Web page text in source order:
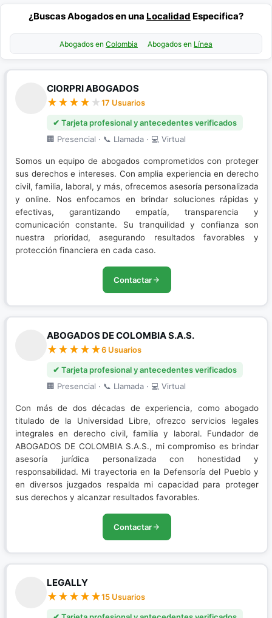
¿Buscas Abogados en una Localidad Especifica?
Abogados en Colombia Abogados en Línea
CIORPRI ABOGADOS
17 Usuarios
✔ Tarjeta profesional y antecedentes verificados
🏢 Presencial · 📞 Llamada · 💻 Virtual
Somos un equipo de abogados comprometidos con proteger
sus derechos e intereses. Con amplia experiencia en derecho
civil, familia, laboral, y más, ofrecemos asesoría personalizada
y online. Nos enfocamos en brindar soluciones rápidas y
efectivas, garantizando empatía, transparencia y
comunicación constante. Su tranquilidad y confianza son
nuestra prioridad, asegurando resultados favorables y
protección financiera en cada caso.
Contactar
ABOGADOS DE COLOMBIA S.A.S.
6 Usuarios
✔ Tarjeta profesional y antecedentes verificados
🏢 Presencial · 📞 Llamada · 💻 Virtual
Con más de dos décadas de experiencia, como abogado
titulado de la Universidad Libre, ofrezco servicios legales
integrales en derecho civil, familia y laboral. Fundador de
ABOGADOS DE COLOMBIA S.A.S., mi compromiso es brindar
asesoría jurídica personalizada con honestidad y
responsabilidad. Mi trayectoria en la Defensoría del Pueblo y
en diversos juzgados respalda mi capacidad para proteger
sus derechos y alcanzar resultados favorables.
Contactar
LEGALLY
15 Usuarios